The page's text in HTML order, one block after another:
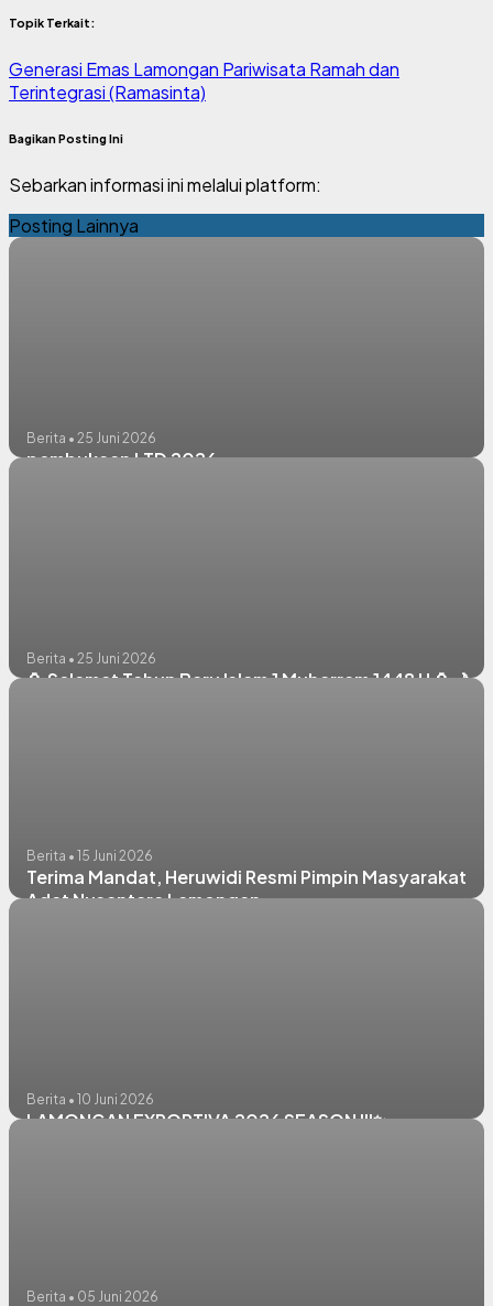
Topik Terkait:
Generasi Emas Lamongan Pariwisata Ramah dan
Terintegrasi (Ramasinta)
Bagikan Posting Ini
Sebarkan informasi ini melalui platform:
Posting Lainnya
Berita • 25 Juni 2026
pembukaan LTD 2026
Berita • 25 Juni 2026
🏮 Selamat Tahun Baru Islam 1 Muharram 1448 H 🏮🌙
Berita • 15 Juni 2026
Terima Mandat, Heruwidi Resmi Pimpin Masyarakat
Adat Nusantara Lamongan
Berita • 10 Juni 2026
LAMONGAN EXPORTIVA 2026 SEASON III✨
Berita • 05 Juni 2026